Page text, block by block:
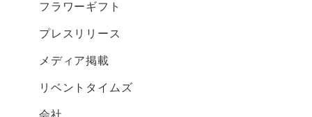
フラワーギフト
プレスリリース
メディア掲載
リベントタイムズ
会社